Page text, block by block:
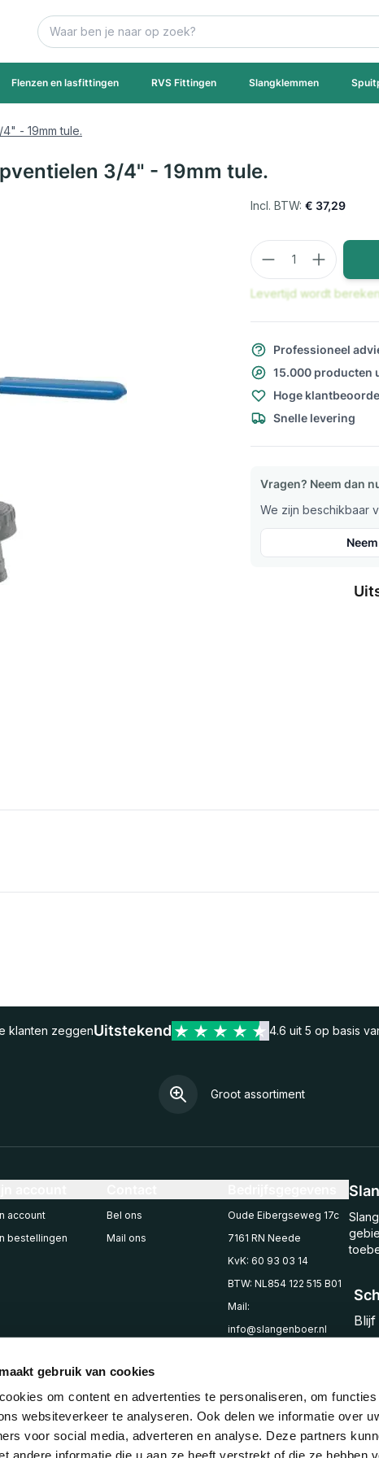
gebruik van cookies
om content en advertenties te personaliseren, om
websiteverkeer te analyseren. Ook delen we informatie over
voor social media, adverteren en analyse. Deze partners
andere informatie die u aan ze heeft verstrekt of die ze hebben
Zoek
Flenzen en lasfittingen RVS Fittingen Slangklemmen
- 19mm tule.
3/4" - 19mm tule.
€ 37,29
Aantal
Levertijd wordt
Professioneel
15.000 producten
Hoge
Snelle levering
Vragen? Neem dan
We zijn beschikbaar
klanten zeggenUitstekend 4.6 uit 5 op basis
Groot assortiment
account
bestellingen
Bel ons
Mail ons
Oude Eibergseweg 17c
7161 RN Neede
KvK: 60 93 03 14
BTW: NL854 122 515 B01
Mail:
info@slangenboer.nl